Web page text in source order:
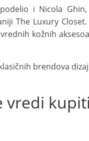
i Nicola
The Luxury
kožnih
brendova
vredi kupiti